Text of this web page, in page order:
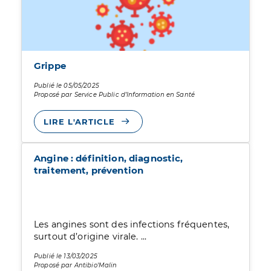
Grippe
Publié le 05/05/2025
Proposé par Service Public d’Information en Santé
LIRE L'ARTICLE
Angine : définition, diagnostic,
traitement, prévention
Les angines sont des infections fréquentes,
surtout d’origine virale. ...
Publié le 13/03/2025
Proposé par Antibio'Malin